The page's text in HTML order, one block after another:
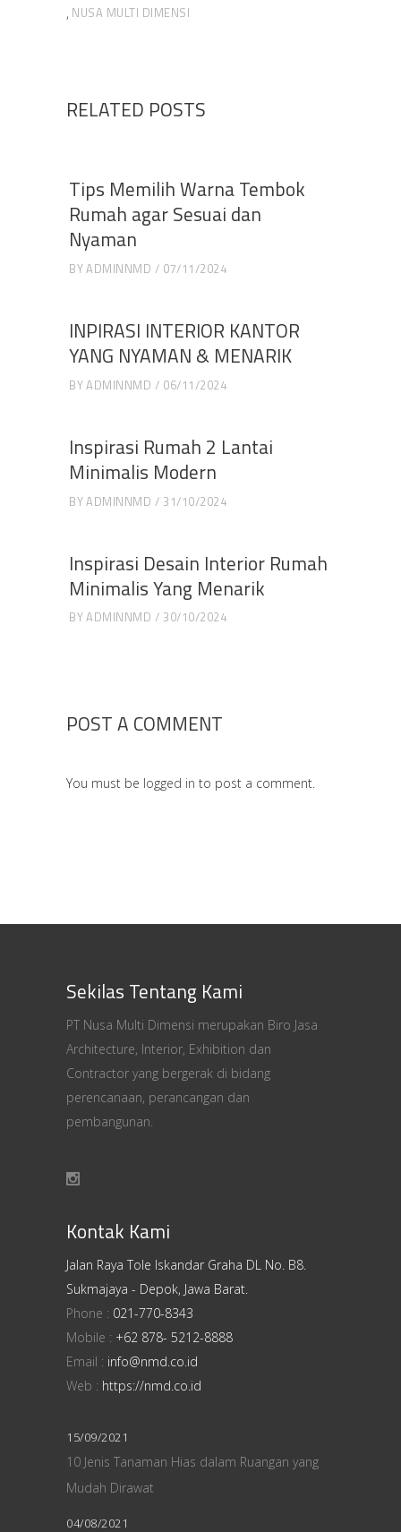
, NUSA MULTI DIMENSI
RELATED POSTS
Tips Memilih Warna Tembok
Rumah agar Sesuai dan
Nyaman
BYADMINNMD 07/11/2024
INPIRASI INTERIOR KANTOR
YANG NYAMAN & MENARIK
BYADMINNMD 06/11/2024
Inspirasi Rumah 2 Lantai
Minimalis Modern
BYADMINNMD 31/10/2024
Inspirasi Desain Interior Rumah
Minimalis Yang Menarik
BYADMINNMD 30/10/2024
POST A COMMENT
You must be logged in to post a comment.
Sekilas Tentang Kami
PT Nusa Multi Dimensi merupakan Biro Jasa
Architecture, Interior, Exhibition dan
Contractor yang bergerak di bidang
perencanaan, perancangan dan
pembangunan.
Kontak Kami
Jalan Raya Tole Iskandar Graha DL No. B8.
Sukmajaya - Depok, Jawa Barat.
Phone : 021-770-8343
Mobile : +62 878- 5212-8888
Email : info@nmd.co.id
Web : https://nmd.co.id
15/09/2021
10 Jenis Tanaman Hias dalam Ruangan yang
Mudah Dirawat
04/08/2021